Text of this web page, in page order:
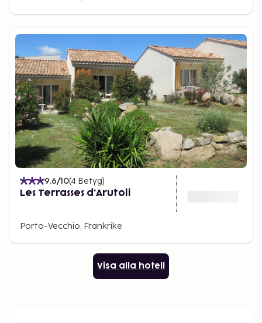
9.6/10(4 Betyg)
Les Terrasses d'Arutoli
Porto-Vecchio, Frankrike
Visa alla hotell